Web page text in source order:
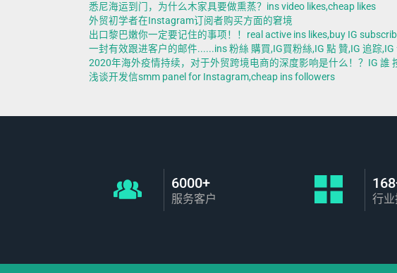
悉尼海运到门，为什么木家具要做熏蒸？ins video likes,cheap likes
外贸初学者在Instagram订阅者购买方面的窘境
出口黎巴嫩你一定要记住的事项！！real active ins likes,buy IG
一封有效跟进客户的邮件......ins 粉絲 購買,IG買粉絲,IG 點 贊,IG 追踪,IG
2020年海外疫情持续，对于外贸跨境电商的深度影响是什么！？IG 誰
浅谈开发信smm panel for Instagram,cheap ins followers
6000+
服务客户 行